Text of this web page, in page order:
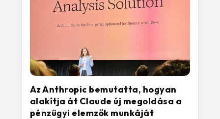
Az Anthropic bemutatta, hogyan
alakítja át Claude új megoldása a
pénzügyi elemzők munkáját